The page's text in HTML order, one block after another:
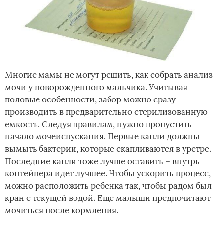
Многие мамы не могут решить, как собрать анализ
мочи у новорожденного мальчика. Учитывая
половые особенности, забор можно сразу
производить в предварительно стерилизованную
емкость. Следуя правилам, нужно пропустить
начало мочеиспускания. Первые капли должны
вымыть бактерии, которые скапливаются в уретре.
Последние капли тоже лучше оставить – внутрь
контейнера идет лучшее. Чтобы ускорить процесс,
можно расположить ребенка так, чтобы радом был
кран с текущей водой. Еще малыши предпочитают
мочиться после кормления.